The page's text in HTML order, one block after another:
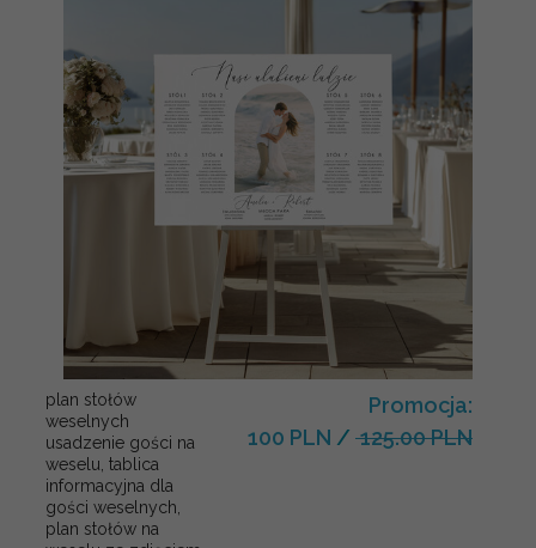
plan stołów
weselnych
usadzenie gości na
weselu, tablica
informacyjna dla
gości weselnych,
plan stołów na
Promocja:
100 PLN / 125.00 PLN